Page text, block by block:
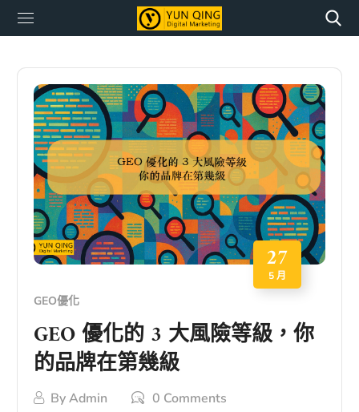
27
5 月
GEO優化
GEO 優化的 3 大風險等級，你
的品牌在第幾級
ByAdmin 0 Comments